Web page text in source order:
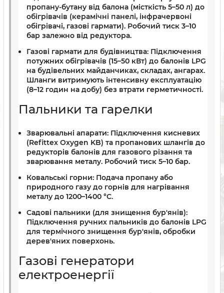
пропану-бутану від балона (місткість 5–50 л) до
обігрівачів (керамічні панелі, інфрачервоні
обігрівачі, газові гармати). Робочий тиск 3–10
бар залежно від редуктора.
Газові гармати для будівництва: Підключення
потужних обігрівачів (15–50 кВт) до балонів LPG
на будівельних майданчиках, складах, ангарах.
Шланги витримують інтенсивну експлуатацію
(8–12 годин на добу) без втрати герметичності.
Пальники та гарелки
Зварювальні апарати: Підключення кисневих
(Refittex Oxygen KB) та пропанових шлангів до
редукторів балонів для газового різання та
зварювання металу. Робочий тиск 5–10 бар.
Ковальські горни: Подача пропану або
природного газу до горнів для нагрівання
металу до 1200–1400 °C.
Садові пальники (для знищення бур'янів):
Підключення ручних пальників до балонів LPG
для термічного знищення бур'янів, обробки
дерев'яних поверхонь.
Газові генератори
електроенергії